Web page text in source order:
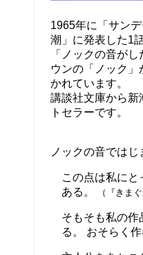
1965年に「サン
潮」に発表した1
「ノックの音が
ウンの「ノック
かれています。
講談社文庫から新
トセラーです。
ノックの音では
この点は私に
ある。
（『きま
そもそも私の作
る。 おそらく